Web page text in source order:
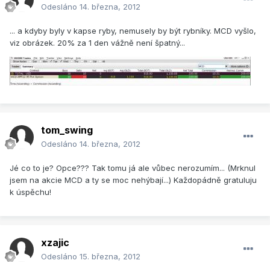
Odesláno 14. března, 2012
... a kdyby byly v kapse ryby, nemusely by být rybníky. MCD vyšlo,
viz obrázek. 20% za 1 den vážně není špatný...
tom_swing
Odesláno 14. března, 2012
Jé co to je? Opce??? Tak tomu já ale vůbec nerozumím... (Mrknul
jsem na akcie MCD a ty se moc nehýbají...) Každopádně gratuluju
k úspěchu!
xzajic
Odesláno 15. března, 2012